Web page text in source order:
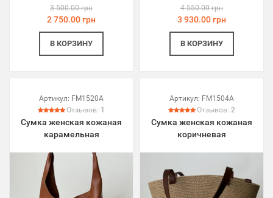
3 500.00 грн
2 750.00 грн
В КОРЗИНУ
4 550.00 грн
3 930.00 грн
В КОРЗИНУ
Артикул: FM1520A
Отзывов: 1
Сумка женская кожаная
карамельная
Артикул: FM1504A
Отзывов: 2
Сумка женская кожаная
коричневая